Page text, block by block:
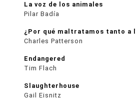
La voz de los animales
Pilar Badía
¿Por qué maltratamos tanto a
Charles Patterson
Endangered
Tim Flach
Slaughterhouse
Gail Eisnitz